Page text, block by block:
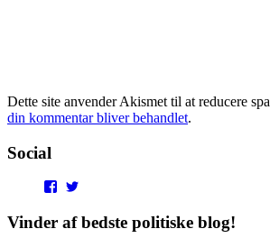
Dette site anvender Akismet til at reducere
din kommentar bliver behandlet.
Social
View
profile
on
profile
on
Vinder af bedste politiske blog!